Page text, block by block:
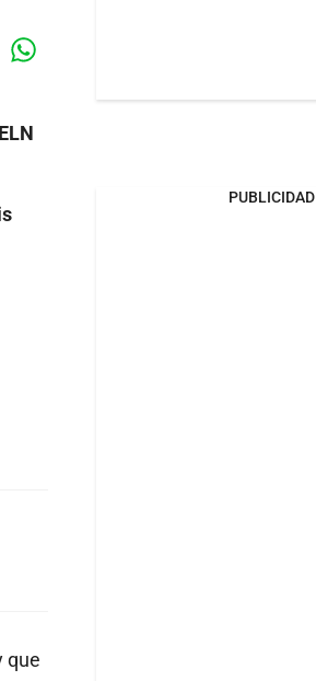
que
PUBLICIDAD